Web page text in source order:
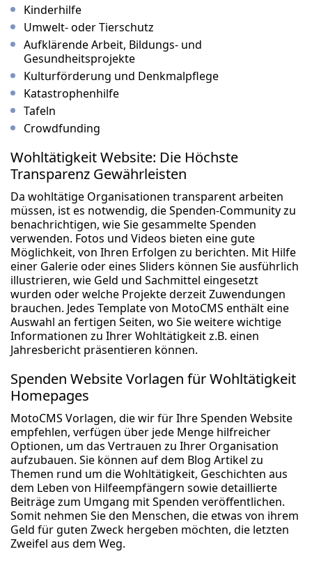
Kinderhilfe
Umwelt- oder Tierschutz
Aufklärende Arbeit, Bildungs- und
Gesundheitsprojekte
Kulturförderung und Denkmalpflege
Katastrophenhilfe
Tafeln
Crowdfunding
Wohltätigkeit Website: Die Höchste
Transparenz Gewährleisten
Da wohltätige Organisationen transparent arbeiten
müssen, ist es notwendig, die Spenden-Community zu
benachrichtigen, wie Sie gesammelte Spenden
verwenden. Fotos und Videos bieten eine gute
Möglichkeit, von Ihren Erfolgen zu berichten. Mit Hilfe
einer Galerie oder eines Sliders können Sie ausführlich
illustrieren, wie Geld und Sachmittel eingesetzt
wurden oder welche Projekte derzeit Zuwendungen
brauchen. Jedes Template von MotoCMS enthält eine
Auswahl an fertigen Seiten, wo Sie weitere wichtige
Informationen zu Ihrer Wohltätigkeit z.B. einen
Jahresbericht präsentieren können.
Spenden Website Vorlagen für Wohltätigkeit
Homepages
MotoCMS Vorlagen, die wir für Ihre Spenden Website
empfehlen, verfügen über jede Menge hilfreicher
Optionen, um das Vertrauen zu Ihrer Organisation
aufzubauen. Sie können auf dem Blog Artikel zu
Themen rund um die Wohltätigkeit, Geschichten aus
dem Leben von Hilfeempfängern sowie detaillierte
Beiträge zum Umgang mit Spenden veröffentlichen.
Somit nehmen Sie den Menschen, die etwas von ihrem
Geld für guten Zweck hergeben möchten, die letzten
Zweifel aus dem Weg.